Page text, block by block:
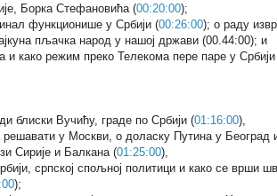
Борка Стефановића (00:20:00);
функционише у Србији (00:26:00); о раду
пљачка народ у нашој држави (00.44:00); и
и како режим преко Телекома пере паре у Србији
блиски Вучићу, граде по Србији (01:16:00),
у Москви, о доласку Путина у Београд
Сирије и Балкана (01:25:00),
српској спољној политици и како се врши
);